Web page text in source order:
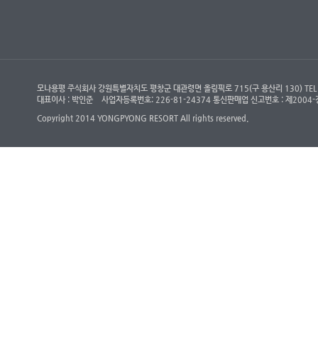
모나용평 주식회사 강원특별자치도 평창군 대관령면 올림픽로 715(구 용산리
대표이사 : 박인준
사업자등록번호: 226-81-24374 통신판매업 신고번호 : 제2004-
Copyright 2014 YONGPYONG RESORT All rights reserved.